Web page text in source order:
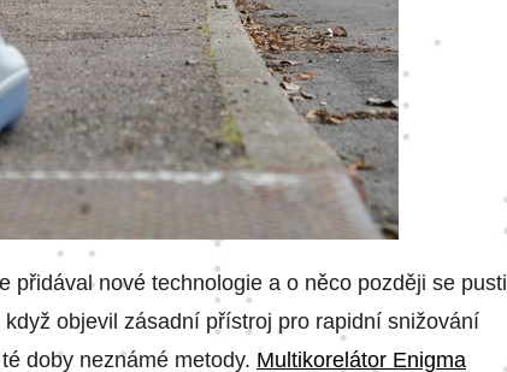
přidával nové technologie a o něco později se pustil
objevil zásadní přístroj pro rapidní snižování
doby neznámé metody. Multikorelátor Enigma